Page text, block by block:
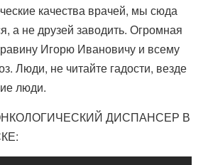
качества врачей, мы сюда
а не друзей заводить. Огромная
Игорю Ивановичу и всему
Люди, не читайте гадости, везде
люди.
ДИСПАНСЕР В